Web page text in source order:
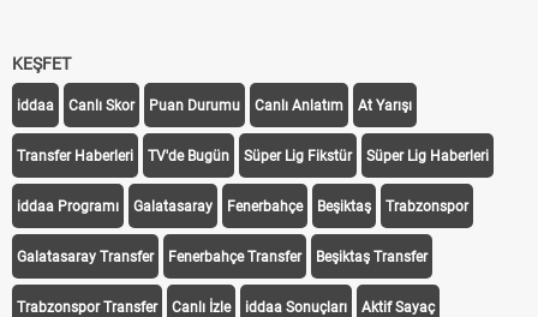
KEŞFET
iddaa Canlı Skor Puan Durumu Canlı Anlatım At Yarışı
Transfer Haberleri TV'de Bugün Süper Lig Fikstür Süper Lig Haberleri
iddaa Programı Galatasaray Fenerbahçe Beşiktaş Trabzonspor
Galatasaray Transfer Fenerbahçe Transfer Beşiktaş Transfer